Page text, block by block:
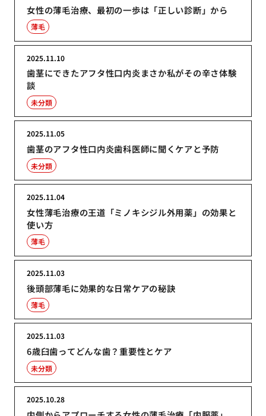
女性の薄毛治療、最初の一歩は「正しい診断」から
薄毛
歯茎にできたアフタ性口内炎まさか私がその辛さ体験
談
2025.11.10
未分類
歯茎のアフタ性口内炎歯科医師に聞くケアと予防
2025.11.05
未分類
女性薄毛治療の王道「ミノキシジル外用薬」の効果と
使い方
2025.11.04
薄毛
後頭部薄毛に効果的な日常ケアの秘訣
2025.11.03
薄毛
6歳臼歯ってどんな歯？重要性とケア
2025.11.03
未分類
2025.10.28